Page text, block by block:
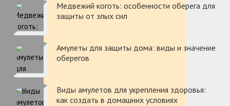
Медвежий коготь: особенности оберега для
защиты от злых сил
Амулеты для защиты дома: виды и значение
оберегов
Виды амулетов для укрепления здоровья:
как создать в домашних условиях